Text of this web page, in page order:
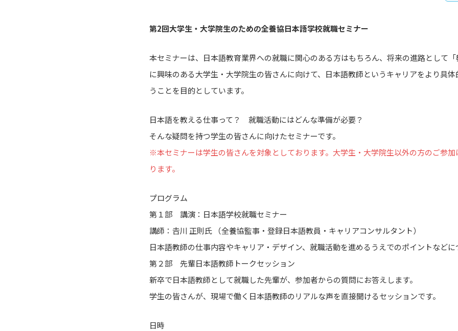
第2回大学生・大学院生のための全養協日本語学校就職セミナー
本セミナーは、日本語教育業界への就職に関心のある方はもちろん、将来の進路として「
に興味のある大学生・大学院生の皆さんに向けて、日本語教師というキャリアをより具
うことを目的としています。
日本語を教える仕事って？ 就職活動にはどんな準備が必要？
そんな疑問を持つ学生の皆さんに向けたセミナーです。
※本セミナーは学生の皆さんを対象としております。大学生・大学院生以外の方のご参
ります。
プログラム
第１部 講演：日本語学校就職セミナー
講師：𠮷川 正則氏 （全養協監事・登録日本語教員・キャリアコンサルタント）
日本語教師の仕事内容やキャリア・デザイン、就職活動を進めるうえでのポイントなどに
第２部 先輩日本語教師トークセッション
新卒で日本語教師として就職した先輩が、参加者からの質問にお答えします。
学生の皆さんが、現場で働く日本語教師のリアルな声を直接聞けるセッションです。
日時